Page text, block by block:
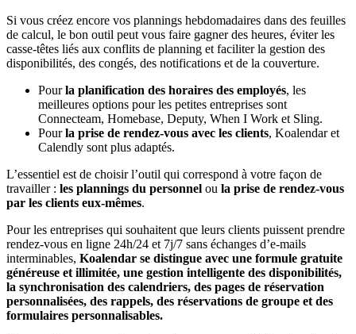
Si vous créez encore vos plannings hebdomadaires dans des feuilles
de calcul, le bon outil peut vous faire gagner des heures, éviter les
casse-têtes liés aux conflits de planning et faciliter la gestion des
disponibilités, des congés, des notifications et de la couverture.
Pourla planification des horaires des employés, les
meilleures options pour les petites entreprises sont
Connecteam, Homebase, Deputy, When I Work et Sling.
Pourla prise de rendez-vous avec les clients, Koalendar et
Calendly sont plus adaptés.
L’essentiel est de choisir l’outil qui correspond à votre façon de
travailler : les plannings du personnel ou la prise de rendez-vous
par les clients eux-mêmes.
Pour les entreprises qui souhaitent que leurs clients puissent prendre
rendez-vous en ligne 24h/24 et 7j/7 sans échanges d’e-mails
interminables, Koalendar se distingue avec une formule gratuite
généreuse et illimitée, une gestion intelligente des disponibilités,
la synchronisation des calendriers, des pages de réservation
personnalisées, des rappels, des réservations de groupe et des
formulaires personnalisables.